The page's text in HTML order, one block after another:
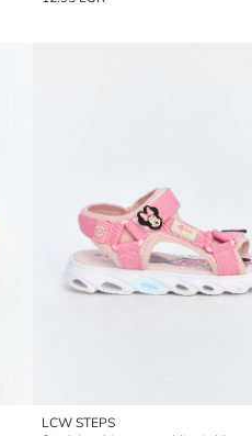
LCW STEPS